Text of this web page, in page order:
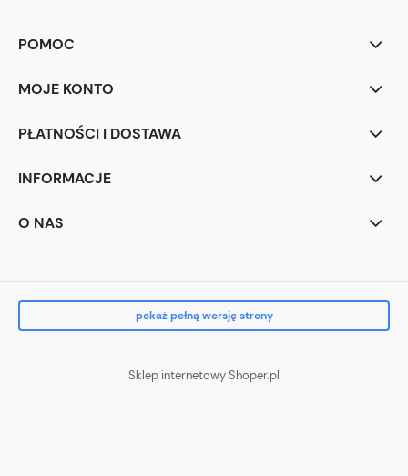
POMOC
MOJE KONTO
PŁATNOŚCI I DOSTAWA
INFORMACJE
O NAS
pokaż pełną wersję strony
Sklep internetowy Shoper.pl